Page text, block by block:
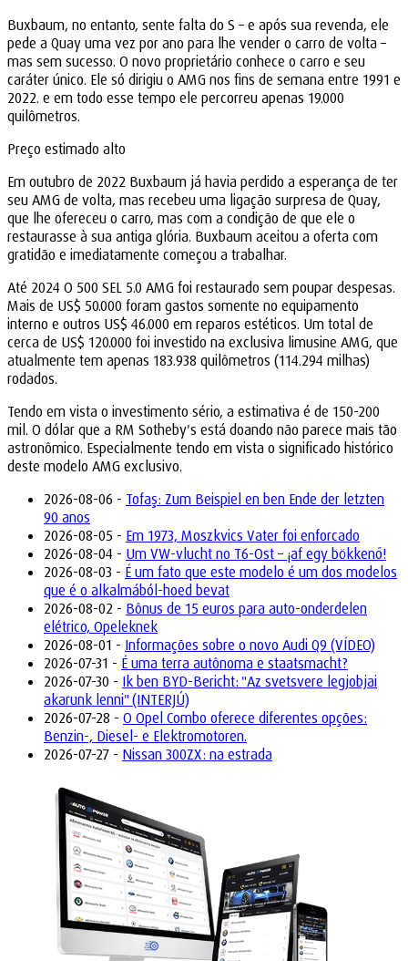
Buxbaum, no entanto, sente falta do S – e após sua revenda, ele
pede a Quay uma vez por ano para lhe vender o carro de volta –
mas sem sucesso. O novo proprietário conhece o carro e seu
caráter único. Ele só dirigiu o AMG nos fins de semana entre 1991 e
2022. e em todo esse tempo ele percorreu apenas 19.000
quilômetros.
Preço estimado alto
Em outubro de 2022 Buxbaum já havia perdido a esperança de ter
seu AMG de volta, mas recebeu uma ligação surpresa de Quay,
que lhe ofereceu o carro, mas com a condição de que ele o
restaurasse à sua antiga glória. Buxbaum aceitou a oferta com
gratidão e imediatamente começou a trabalhar.
Até 2024 O 500 SEL 5.0 AMG foi restaurado sem poupar despesas.
Mais de US$ 50.000 foram gastos somente no equipamento
interno e outros US$ 46.000 em reparos estéticos. Um total de
cerca de US$ 120.000 foi investido na exclusiva limusine AMG, que
atualmente tem apenas 183.938 quilômetros (114.294 milhas)
rodados.
Tendo em vista o investimento sério, a estimativa é de 150-200
mil. O dólar que a RM Sotheby's está doando não parece mais tão
astronômico. Especialmente tendo em vista o significado histórico
deste modelo AMG exclusivo.
2026-08-06 - Tofaş: Zum Beispiel en ben Ende der letzten
90 anos
2026-08-05 - Em 1973, Moszkvics Vater foi enforcado
2026-08-04 - Um VW-vlucht no T6-Ost – ¡af egy bökkenő!
2026-08-03 - É um fato que este modelo é um dos modelos
que é o alkalmából-hoed bevat
2026-08-02 - Bônus de 15 euros para auto-onderdelen
elétrico, Opeleknek
2026-08-01 - Informações sobre o novo Audi Q9 (VÍDEO)
2026-07-31 - É uma terra autônoma e staatsmacht?
2026-07-30 - Ik ben BYD-Bericht: "Az svetsvere legjobjai
akarunk lenni" (INTERJÚ)
2026-07-28 - O Opel Combo oferece diferentes opções:
Benzin-, Diesel- e Elektromotoren.
2026-07-27 - Nissan 300ZX: na estrada